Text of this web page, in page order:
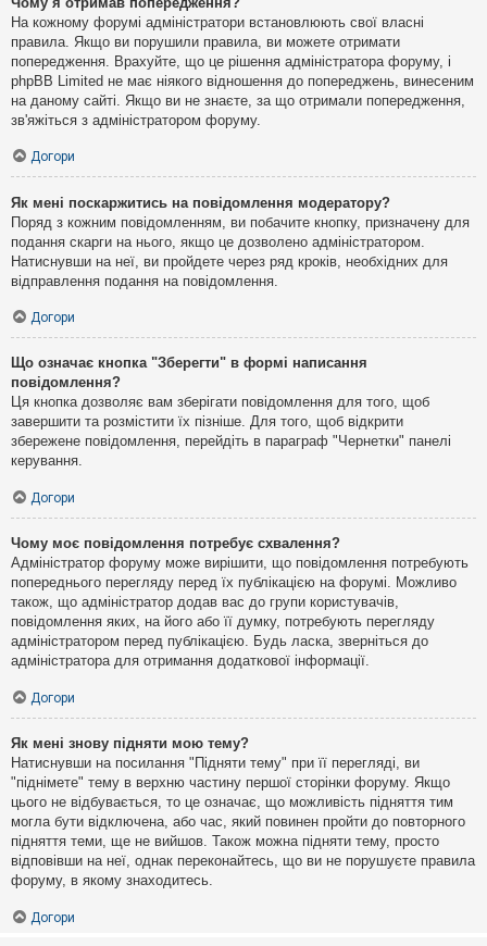
На кожному форумі адміністратори встановлюють свої власні
правила. Якщо ви порушили правила, ви можете отримати
попередження. Врахуйте, що це рішення адміністратора форуму, і
phpBB Limited не має ніякого відношення до попереджень, винесеним
на даному сайті. Якщо ви не знаєте, за що отримали попередження,
зв'яжіться з адміністратором форуму.
Догори
Як мені поскаржитись на повідомлення модератору?
Поряд з кожним повідомленням, ви побачите кнопку, призначену для
подання скарги на нього, якщо це дозволено адміністратором.
Натиснувши на неї, ви пройдете через ряд кроків, необхідних для
відправлення подання на повідомлення.
Догори
Що означає кнопка "Зберегти" в формі написання
повідомлення?
Ця кнопка дозволяє вам зберігати повідомлення для того, щоб
завершити та розмістити їх пізніше. Для того, щоб відкрити
збережене повідомлення, перейдіть в параграф "Чернетки" панелі
керування.
Догори
Чому моє повідомлення потребує схвалення?
Адміністратор форуму може вирішити, що повідомлення потребують
попереднього перегляду перед їх публікацією на форумі. Можливо
також, що адміністратор додав вас до групи користувачів,
повідомлення яких, на його або її думку, потребують перегляду
адміністратором перед публікацією. Будь ласка, зверніться до
адміністратора для отримання додаткової інформації.
Догори
Як мені знову підняти мою тему?
Натиснувши на посилання "Підняти тему" при її перегляді, ви
"піднімете" тему в верхню частину першої сторінки форуму. Якщо
цього не відбувається, то це означає, що можливість підняття тим
могла бути відключена, або час, який повинен пройти до повторного
підняття теми, ще не вийшов. Також можна підняти тему, просто
відповівши на неї, однак переконайтесь, що ви не порушуєте правила
форуму, в якому знаходитесь.
Догори